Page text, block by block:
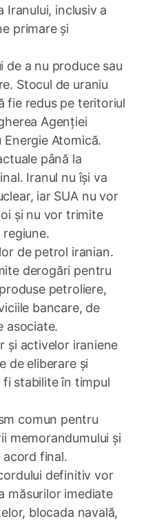
Iranului, inclusiv a
primare și
de a nu produce sau
Stocul de uraniu
fie redus pe teritoriul
Agenției
Atomică.
până la
Iranul nu își va
iar SUA nu vor
și nu vor trimite
de petrol iranian.
derogări pentru
petroliere,
bancare, de
asociate.
și activelor iraniene
de eliberare și
stabilite în timpul
comun pentru
memorandumului și
acord final.
definitiv vor
măsurilor imediate
blocada navală,